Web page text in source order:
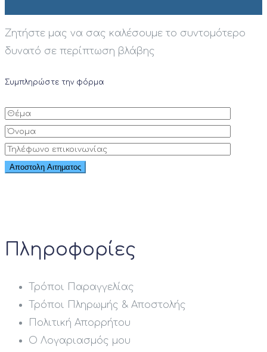
Ζητήστε μας να σας καλέσουμε το συντομότερο
δυνατό σε περίπτωση βλάβης
Συμπληρώστε την φόρμα
Πληροφορίες
Τρόποι Παραγγελίας
Τρόποι Πληρωμής & Αποστολής
Πολιτική Απορρήτου
Ο Λογαριασμός μου